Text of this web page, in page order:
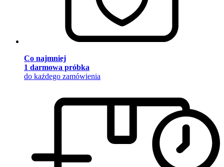
Co najmniej
1 darmowa próbka
do każdego zamówienia